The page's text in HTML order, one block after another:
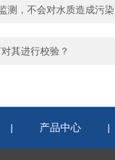
测，不会对水质造成污染
其进行校验？
| 产品中心 |